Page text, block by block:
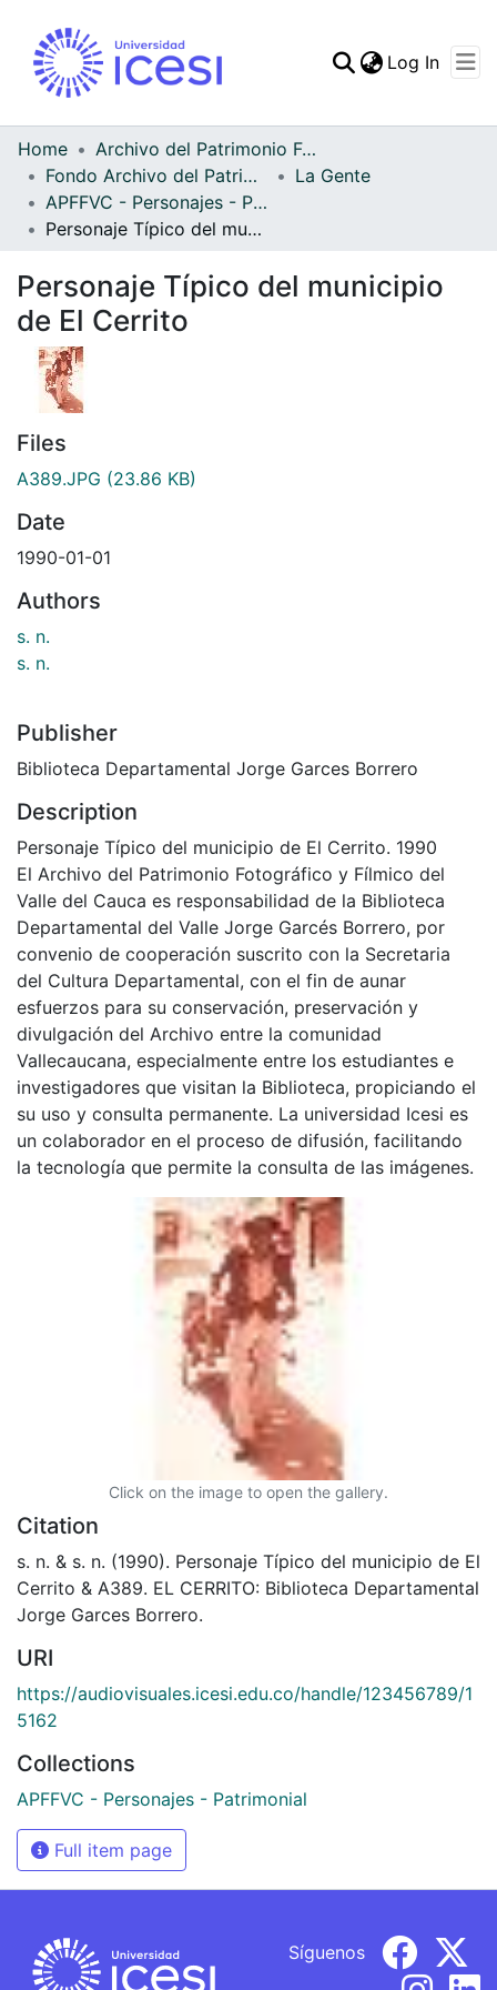
Statistics
Log In
Home
Archivo del Patrimonio Fotográfico y Fílmico del Valle del Cauca
Fondo Archivo del Patrimonio Fotográfico y Fílmico del Valle del Cauca
La Gente
APFFVC - Personajes - Patrimonial
Personaje Típico del municipio de El Cerrito
Personaje Típico del municipio
de El Cerrito
Files
A389.JPG (23.86 KB)
Date
1990-01-01
Authors
s. n.
s. n.
Publisher
Biblioteca Departamental Jorge Garces Borrero
Description
Personaje Típico del municipio de El Cerrito. 1990
El Archivo del Patrimonio Fotográfico y Fílmico del
Valle del Cauca es responsabilidad de la Biblioteca
Departamental del Valle Jorge Garcés Borrero, por
convenio de cooperación suscrito con la Secretaria
del Cultura Departamental, con el fin de aunar
esfuerzos para su conservación, preservación y
divulgación del Archivo entre la comunidad
Vallecaucana, especialmente entre los estudiantes e
investigadores que visitan la Biblioteca, propiciando el
su uso y consulta permanente. La universidad Icesi es
un colaborador en el proceso de difusión, facilitando
la tecnología que permite la consulta de las imágenes.
Click on the image to open the gallery.
Citation
s. n. & s. n. (1990). Personaje Típico del municipio de El
Cerrito & A389. EL CERRITO: Biblioteca Departamental
Jorge Garces Borrero.
URI
https://audiovisuales.icesi.edu.co/handle/123456789/1
5162
Collections
APFFVC - Personajes - Patrimonial
Full item page
Síguenos